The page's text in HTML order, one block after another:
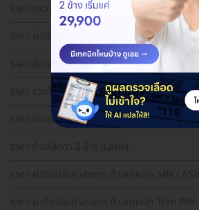
ราคา ตรวจตาก่อนทำเลสิก (LASIK)
ราคา ผ่าตัดปรับค่าสายตา ด้วยเทคนิค SBK
ราคา ขัดเลนส์ตาด้วยเลเซอร์ เทคนิค PRK สำหรับต
ราคา รวมโปรผ่าตัดแก้ไขสายตา ราคาดี ประเมิน
ราคา ขัดเลนส์ตาด้วยเลเซอร์ เทคนิค PRK สำหรับต
ราคา ทำเลสิกตา 2 ข้าง (Lasik)
ราคา ผ่าตัดปรับค่าสายตา ด้วยเทคนิค SBK
ราคา ผ่าตัดปรับค่าสายตา ด้วยเทคนิค Tran PRK